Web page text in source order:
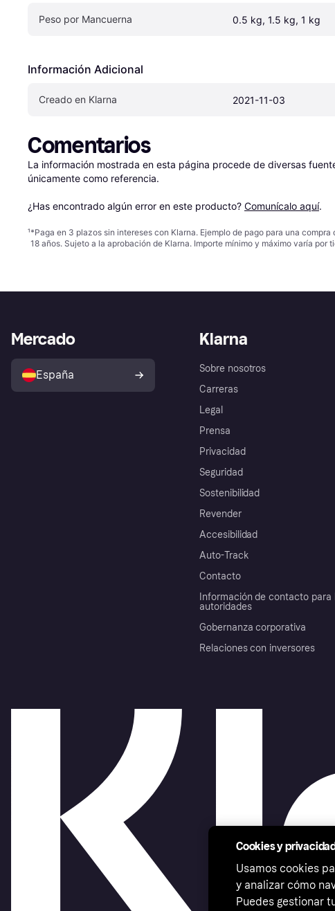
Peso por Mancuerna 0.5 kg, 1.5 kg, 1 kg
Información Adicional
Creado en Klarna 2021-11-03
Comentarios
La información mostrada en esta página procede de diversas
únicamente como referencia.
¿Has encontrado algún error en este producto? Comunícalo aquí.
¹*Paga en 3 plazos sin intereses con Klarna. Ejemplo de pago para una
18 años. Sujeto a la aprobación de Klarna. Importe mínimo y máximo varía
Klarna
Sobre nosotros
Carreras
Legal
Prensa
Privacidad
Seguridad
Sostenibilidad
Revender
Accesibilidad
Auto-Track
Contacto
Información de contacto para
autoridades
Gobernanza corporativa
Relaciones con inversores
Mercado
España
Cookies y
Usamos cookies
y analizar cómo
Puedes gestionar